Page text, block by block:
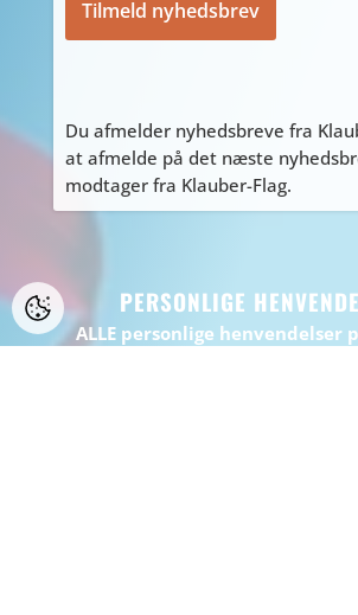
Du afmelder nyhedsbreve fra
at afmelde på det næste
modtager fra Klauber-Flag.
PERSONLIGE
ALLE personlige henvendelser